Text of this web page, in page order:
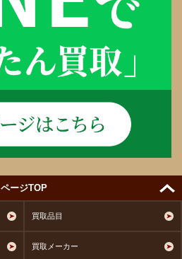
ページTOP
買取品目
買取メーカー